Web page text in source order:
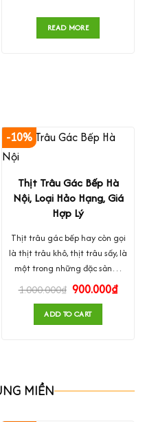
READ MORE
-10%
Thịt Trâu Gác Bếp Hà
Nội, Loại Hảo Hạng, Giá
Hợp Lý
Thịt trâu gác bếp hay còn gọi
là thịt trâu khô, thịt trâu sấy, là
một trong những đặc sản…
1.000.000₫ 900.000₫
ADD TO CART
MIỀN